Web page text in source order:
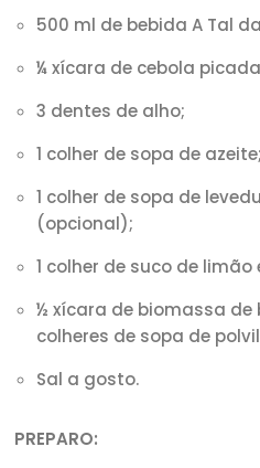
500 ml de bebida A Tal
¼ xícara de cebola
3 dentes de alho;
1 colher de sopa de azeite;
1 colher de sopa de
(opcional);
1 colher de suco de limão
½ xícara de biomassa de
colheres de sopa de
Sal a gosto.
PREPARO:⠀